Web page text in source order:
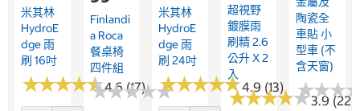
米其林
HydroE
Dge 雨
刷 16吋
★★★★★
★★★★★4.6 (17)
Finlandi
A Roca
餐桌椅
四件組
★★★★★
★★★★★
米其林
HydroE
Dge 雨
刷 24吋
★★★★★
★★★★★4.9 (13)
超視野
鍍膜雨
刷精 2.6
公升 X 2
入
★★★★★
★★★★★3.9 (22)
陶瓷全
車貼 小
型車 (不
含天窗)
★★★
★★★